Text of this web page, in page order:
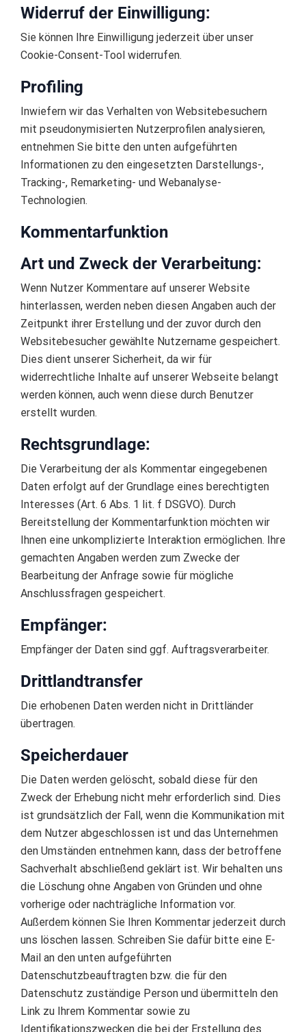
Widerruf der Einwilligung:
Sie können Ihre Einwilligung jederzeit über unser
Cookie-Consent-Tool widerrufen.
Profiling
Inwiefern wir das Verhalten von Websitebesuchern
mit pseudonymisierten Nutzerprofilen analysieren,
entnehmen Sie bitte den unten aufgeführten
Informationen zu den eingesetzten Darstellungs-,
Tracking-, Remarketing- und Webanalyse-
Technologien.
Kommentarfunktion
Art und Zweck der Verarbeitung:
Wenn Nutzer Kommentare auf unserer Website
hinterlassen, werden neben diesen Angaben auch der
Zeitpunkt ihrer Erstellung und der zuvor durch den
Websitebesucher gewählte Nutzername gespeichert.
Dies dient unserer Sicherheit, da wir für
widerrechtliche Inhalte auf unserer Webseite belangt
werden können, auch wenn diese durch Benutzer
erstellt wurden.
Rechtsgrundlage:
Die Verarbeitung der als Kommentar eingegebenen
Daten erfolgt auf der Grundlage eines berechtigten
Interesses (Art. 6 Abs. 1 lit. f DSGVO). Durch
Bereitstellung der Kommentarfunktion möchten wir
Ihnen eine unkomplizierte Interaktion ermöglichen. Ihre
gemachten Angaben werden zum Zwecke der
Bearbeitung der Anfrage sowie für mögliche
Anschlussfragen gespeichert.
Empfänger:
Empfänger der Daten sind ggf. Auftragsverarbeiter.
Drittlandtransfer
Die erhobenen Daten werden nicht in Drittländer
übertragen.
Speicherdauer
Die Daten werden gelöscht, sobald diese für den
Zweck der Erhebung nicht mehr erforderlich sind. Dies
ist grundsätzlich der Fall, wenn die Kommunikation mit
dem Nutzer abgeschlossen ist und das Unternehmen
den Umständen entnehmen kann, dass der betroffene
Sachverhalt abschließend geklärt ist. Wir behalten uns
die Löschung ohne Angaben von Gründen und ohne
vorherige oder nachträgliche Information vor.
Außerdem können Sie Ihren Kommentar jederzeit durch
uns löschen lassen. Schreiben Sie dafür bitte eine E-
Mail an den unten aufgeführten
Datenschutzbeauftragten bzw. die für den
Datenschutz zuständige Person und übermitteln den
Link zu Ihrem Kommentar sowie zu
Identifikationszwecken die bei der Erstellung des